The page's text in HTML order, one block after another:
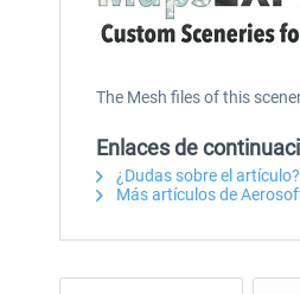
The Mesh files of this
Enlaces de
¿Dudas sobre el artículo?
Más artículos de